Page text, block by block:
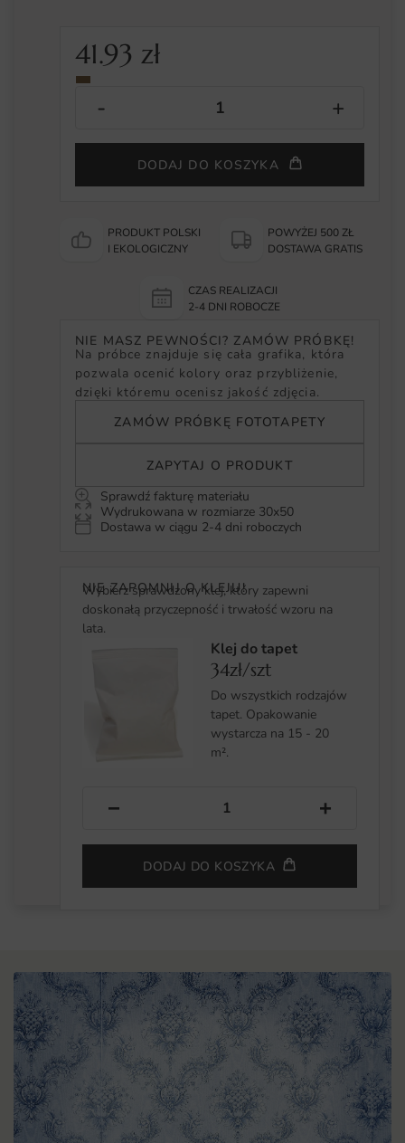
41.93zł
DODAJ DO KOSZYKA
PRODUKT POLSKI
I EKOLOGICZNY
POWYŻEJ 500 ZŁ
DOSTAWA GRATIS
CZAS REALIZACJI
2-4 DNI ROBOCZE
NIE MASZ PEWNOŚCI? ZAMÓW PRÓBKĘ!
Na próbce znajduje się cała grafika, która
pozwala ocenić kolory oraz przybliżenie,
dzięki któremu ocenisz jakość zdjęcia.
ZAMÓW PRÓBKĘ FOTOTAPETY
ZAPYTAJ O PRODUKT
Sprawdź fakturę materiału
Wydrukowana w rozmiarze 30x50
Dostawa w ciągu 2-4 dni roboczych
NIE ZAPOMNIJ O KLEJU!
Wybierz sprawdzony klej, który zapewni
doskonałą przyczepność i trwałość wzoru na
lata.
Klej do tapet
34zł/szt
Do wszystkich rodzajów
tapet. Opakowanie
wystarcza na 15 - 20
m².
− +
DODAJ DO KOSZYKA